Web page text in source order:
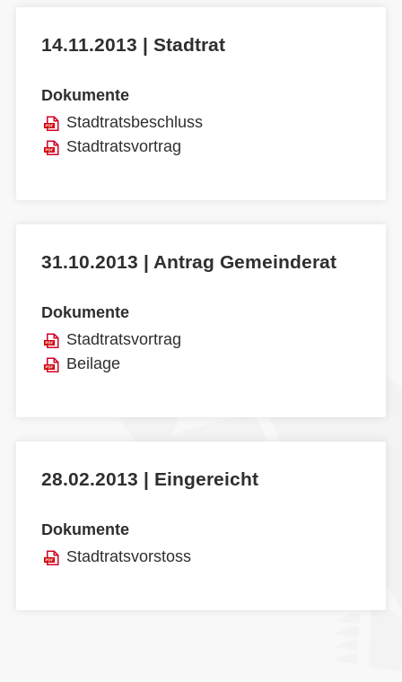
14.11.2013 | Stadtrat
Dokumente
Stadtratsbeschluss
Stadtratsvortrag
31.10.2013 | Antrag Gemeinderat
Dokumente
Stadtratsvortrag
Beilage
28.02.2013 | Eingereicht
Dokumente
Stadtratsvorstoss